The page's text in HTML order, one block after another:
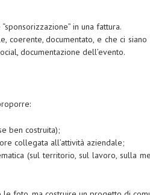
in una fattura.
coerente, documentato, e che ci
documentazione dell’evento.
ben costruita);
collegata all’attività aziendale;
(sul territorio, sul lavoro, sulla